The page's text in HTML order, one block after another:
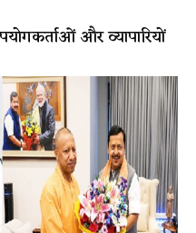
और व्यापारियों